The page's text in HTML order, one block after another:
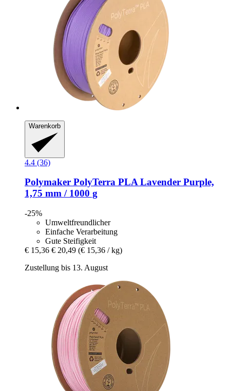
Warenkorb
4.4 (36)
Polymaker PolyTerra PLA Lavender Purple,
1,75 mm / 1000 g
-25%
Umweltfreundlicher
Einfache Verarbeitung
Gute Steifigkeit
€ 15,36 € 20,49 (€ 15,36 / kg)
Zustellung bis 13. August